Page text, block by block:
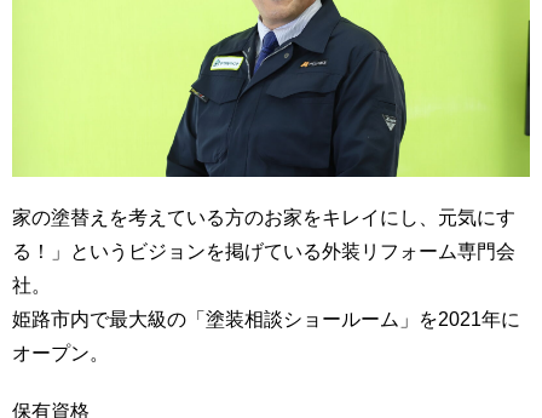
家の塗替えを考えている方のお家をキレイにし、元気にす
る！」というビジョンを掲げている外装リフォーム専門会
社。
姫路市内で最大級の「塗装相談ショールーム」を2021年に
オープン。
保有資格